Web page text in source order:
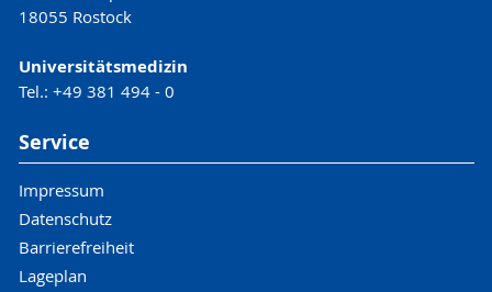
18055 Rostock
Universitätsmedizin
Tel.: +49 381 494 - 0
Service
Impressum
Datenschutz
Barrierefreiheit
Lageplan